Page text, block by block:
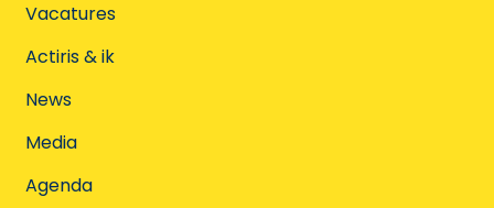
Vacatures
Actiris & ik
News
Media
Agenda